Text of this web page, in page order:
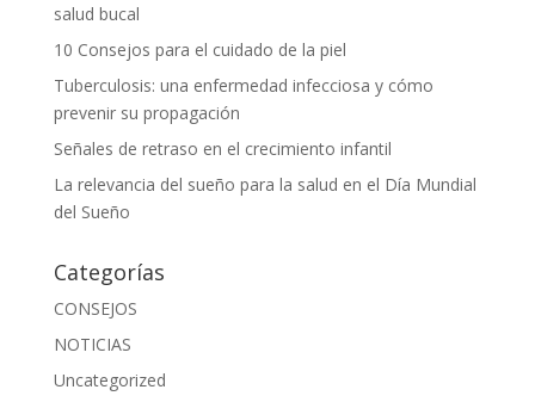
salud bucal
10 Consejos para el cuidado de la piel
Tuberculosis: una enfermedad infecciosa y cómo
prevenir su propagación
Señales de retraso en el crecimiento infantil
La relevancia del sueño para la salud en el Día Mundial
del Sueño
Categorías
CONSEJOS
NOTICIAS
Uncategorized